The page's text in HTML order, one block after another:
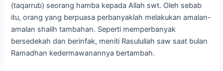
(taqarrub) seorang hamba kepada Allah swt. Oleh sebab
itu, orang yang berpuasa perbanyaklah melakukan amalan-
amalan shalih tambahan. Seperti memperbanyak
bersedekah dan berinfak, meniti Rasulullah saw saat bulan
Ramadhan kedermawanannya bertambah.